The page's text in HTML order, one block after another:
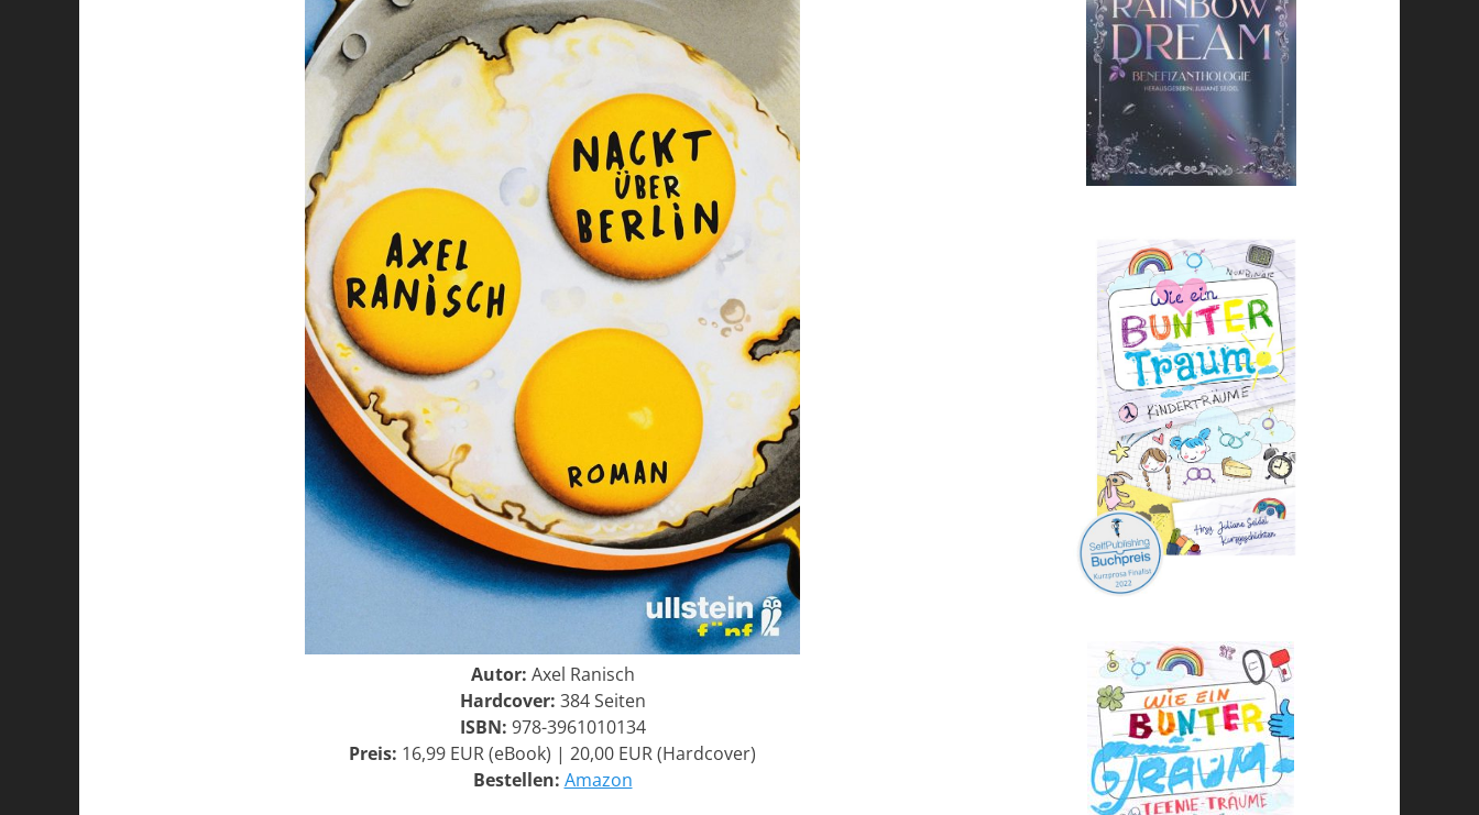
Autor: Axel Ranisch
Hardcover: 384 Seiten
ISBN: 978-3961010134
Preis: 16,99 EUR (eBook) | 20,00 EUR (Hardcover)
Bestellen: Amazon